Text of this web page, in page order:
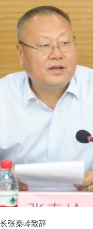
张秦岭致辞